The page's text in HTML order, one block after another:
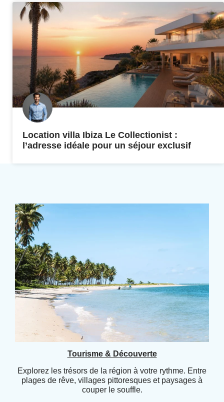
Location villa Ibiza Le Collectionist :
l’adresse idéale pour un séjour exclusif
Tourisme & Découverte
Explorez les trésors de la région à votre rythme. Entre
plages de rêve, villages pittoresques et paysages à
couper le souffle.